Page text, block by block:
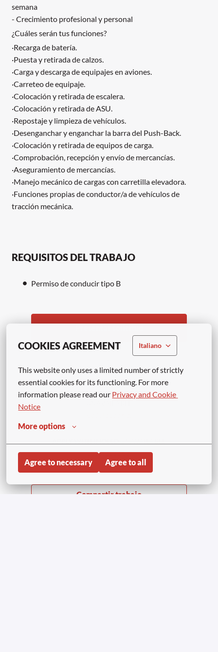
COOKIES AGREEMENT Italiano
This website only uses a limited number of strictly
essential cookies for its functioning. For more
information please read our Privacy and Cookie
Notice
More options
Agree to necessary Agree to all
semana
- Crecimiento profesional y personal
¿Cuáles serán tus funciones?
·Recarga de batería.
·Puesta y retirada de calzos.
·Carga y descarga de equipajes en aviones.
·Carreteo de equipaje.
·Colocación y retirada de escalera.
·Colocación y retirada de ASU.
·Repostaje y limpieza de vehículos.
·Desenganchar y enganchar la barra del Push-Back.
·Colocación y retirada de equipos de carga.
·Comprobación, recepción y envío de mercancías.
·Aseguramiento de mercancías.
·Manejo mecánico de cargas con carretilla elevadora.
·Funciones propias de conductor/a de vehículos de
tracción mecánica.
REQUISITOS DEL TRABAJO
Permiso de conducir tipo B
APPLY WITH LINKEDIN
Update cookies
Compartir trabajo